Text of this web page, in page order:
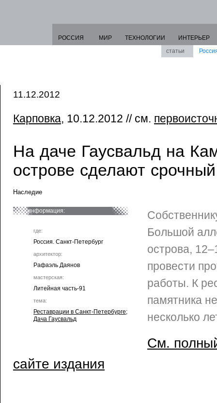
РОССИЯ МИР ТЕХНОЛОГИИ
ИНТЕРЬЕР
статьи
11.12.2012
Карповка, 10.12.2012 // см.
На даче Гаусвальд на
острове сделают
Наследие
информация:
где:
Россия. Санкт-Петербург
архитектор:
Рафаэль Даянов
мастерская:
Литейная часть-91
тема:
Реставрации в Санкт-Петербурге;
Дача Гаусвальд
Большой
острова,
провести
работы. К
памятника
несколько
См.
сайте издания